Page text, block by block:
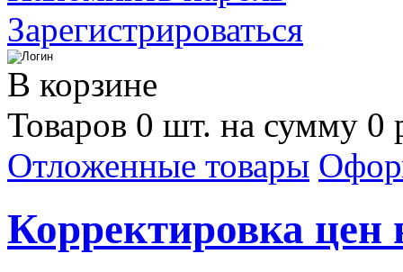
Зарегистрироваться
В корзине
Товаров 0 шт. на сумму 0
Отложенные товары
Корректировка цен